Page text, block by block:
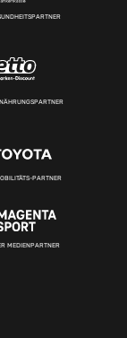
PARTNER
MEDIENPARTNER